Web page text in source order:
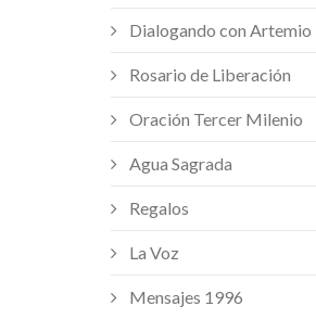
Dialogando con Artemio
Rosario de Liberación
Oración Tercer Milenio
Agua Sagrada
Regalos
La Voz
Mensajes 1996